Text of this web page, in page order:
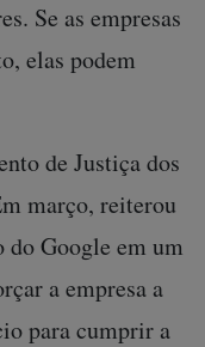
Se as empresas
elas podem
de Justiça dos
março, reiterou
do Google em um
a empresa a
para cumprir a